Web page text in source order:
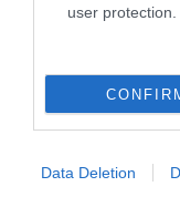
user protection.
Data Deletion
Művelődj,